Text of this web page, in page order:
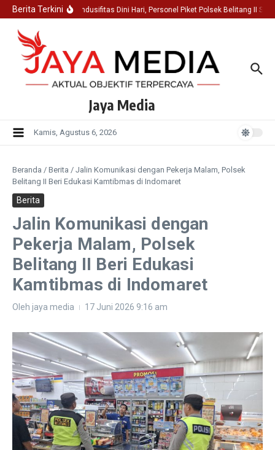
Lewati ke konten
Berita TerkiniJaga Kondusifitas Dini Hari, Personel Piket Polsek Belitang II Sisir
Jaya Media
Kamis, Agustus 6, 2026
Beranda / Berita / Jalin Komunikasi dengan Pekerja Malam, Polsek
Belitang II Beri Edukasi Kamtibmas di Indomaret
Berita
Jalin Komunikasi dengan
Pekerja Malam, Polsek
Belitang II Beri Edukasi
Kamtibmas di Indomaret
Oleh jaya media 17 Juni 2026 9:16 am